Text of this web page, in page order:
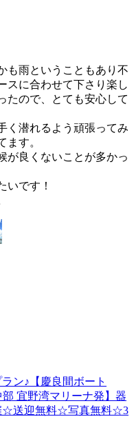
も雨ということもあり不
スに合わせて下さり楽し
たので、とても安心して
く潜れるよう頑張ってみ
ます。
が良くないことが多かっ
いです！
ン♪【慶良間ボート
宜野湾マリーナ発】器
☆送迎無料☆写真無料☆3